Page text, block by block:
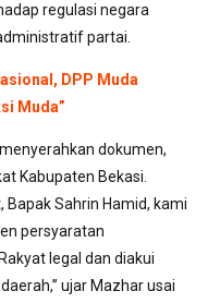
regulasi negara
partai.
DPP Muda
Muda”
dokumen,
Kabupaten Bekasi.
Sahrin Hamid, kami
persyaratan
legal dan diakui
ujar Mazhar usai